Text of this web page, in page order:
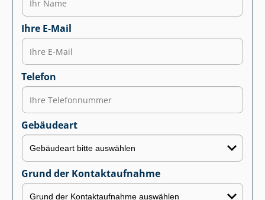
Ihre E-Mail
Telefon
Gebäudeart
Grund der Kontaktaufnahme